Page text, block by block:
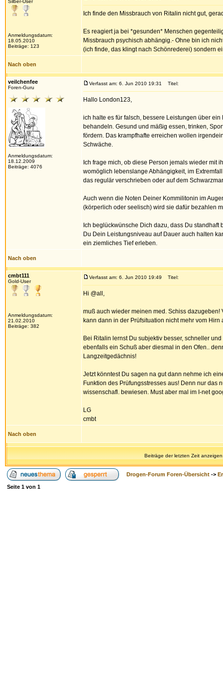
Silber-User
Anmeldungsdatum:
18.05.2010
Beiträge: 123
Ich finde den Missbrauch von Ritalin nicht gut,
Es reagiert ja bei *gesunden* Menschen
Missbrauch psychisch abhängig.- Ohne bin ich
(ich finde, das klingt nach Schönrederei) sondern
Nach oben
veilchenfee
Foren-Guru
Anmeldungsdatum:
18.12.2009
Beiträge: 4076
Verfasst am: 6. Jun 2010 19:31 Titel:
Hallo London123,
ich halte es für falsch, bessere Leistungen über
behandeln. Gesund und mäßig essen, trinken,
fördern. Das krampfhafte erreichen wollen
Schwäche.
Ich frage mich, ob diese Person jemals wieder mit
womöglich lebenslange Abhängigkeit, im
das regulär verschrieben oder auf dem
Auch wenn die Noten Deiner Kommilitonin im
(körperlich oder seelisch) wird sie dafür bezahlen
Ich beglückwünsche Dich dazu, dass Du
Du Dein Leistungsniveau auf Dauer auch halten
ein ziemliches Tief erleben.
Nach oben
cmbt111
Gold-User
Anmeldungsdatum:
21.02.2010
Beiträge: 382
Verfasst am: 6. Jun 2010 19:49 Titel:
Hi @all,
muß auch wieder meinen med. Schiss
kann dann in der Prüfsituation nicht mehr vom Hirn
Bei Ritalin lernst Du subjektiv besser, schneller
ebenfalls ein Schuß aber diesmal in den Ofen..
Langzeitgedächnis!
Jetzt könntest Du sagen na gut dann nehme ich
Funktion des Prüfungsstresses aus! Denn nur das
wissenschafl. bewiesen. Must aber mal im I-net
LG
cmbt
Nach oben
Beiträge der letzten Zeit
Drogen-Forum Foren-Übersicht ->
Seite 1 von 1